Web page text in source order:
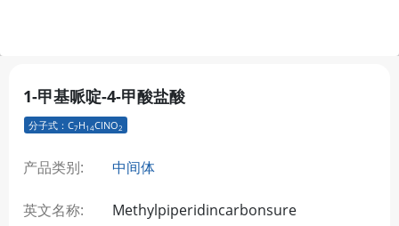
1-甲基哌啶-4-甲酸盐酸
分子式：C7H14ClNO2
产品类别: 中间体
英文名称: Methylpiperidincarbonsure